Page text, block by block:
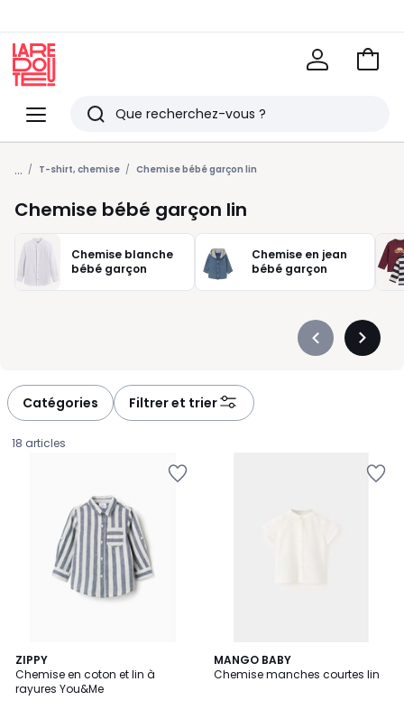
Menu
Redoute
Rechercher
Derniers
articles
vus
Voir
... T-shirt, chemise Chemise bébé garçon lin
Chemise bébé garçon lin
Chemise blanche
bébé garçon
Chemise en jean
bébé garçon
Précédent
Catégories Filtrer et trier
18 articles
ZIPPY
Chemise en coton et lin à
rayures You&Me
MANGO BABY
Chemise manches courtes lin